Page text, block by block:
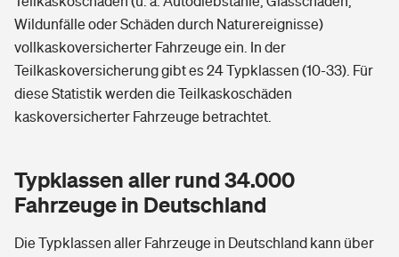
Wildunfälle oder Schäden durch Naturereignisse)
vollkaskoversicherter Fahrzeuge ein. In der
Teilkaskoversicherung gibt es 24 Typklassen (10-33). Für
diese Statistik werden die Teilkaskoschäden
kaskoversicherter Fahrzeuge betrachtet.
Typklassen aller rund 34.000
Fahrzeuge in Deutschland
Die Typklassen aller Fahrzeuge in Deutschland kann über